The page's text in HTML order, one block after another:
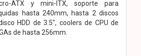
ATX y mini-ITX, soporte para
hasta 240mm, hasta 2 discos
HDD de 3.5", coolers de CPU de
de hasta 256mm.